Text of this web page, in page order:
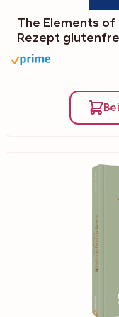
The Elements of
Rezept